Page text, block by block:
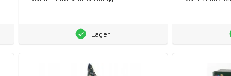
Lager